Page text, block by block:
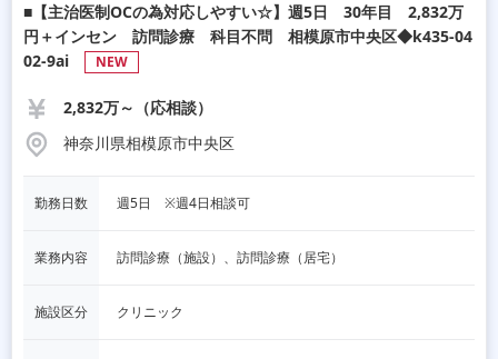
■【主治医制OCの為対応しやすい☆】週5日 30年目 2,832万
円＋インセン 訪問診療 科目不問 相模原市中央区◆k435-04
02-9ai
NEW
2,832万～（応相談）
神奈川県相模原市中央区
勤務日数 週5日　※週4日相談可
業務内容 訪問診療（施設）、訪問診療（居宅）
施設区分 クリニック